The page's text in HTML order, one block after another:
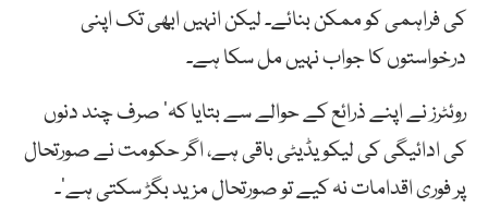
کی فراہمی کو ممکن بنائے۔ لیکن انہیں ابھی تک اپنی
درخواستوں کا جواب نہیں مل سکا ہے۔
روئٹرز نے اپنے ذرائع کے حوالے سے بتایا کہ’ صرف چند دنوں
کی ادائیگی کی لیکویڈیٹی باقی ہے، اگر حکومت نے صورتحال
پر فوری اقدامات نہ کیے تو صورتحال مزید بگڑ سکتی ہے‘۔